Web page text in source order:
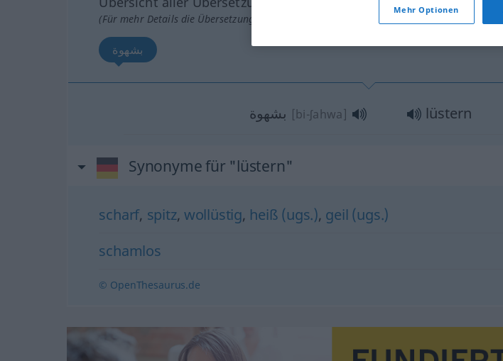
(Für mehr Details die Übersetzung anklicken/antippen)
بشهوة
بشهوة [bi-ʃahwa] lüstern
Synonyme für "lüstern"
scharf, spitz, wollüstig, heiß (ugs.), geil (ugs.)
schamlos
© OpenThesaurus.de
Mehr Optionen